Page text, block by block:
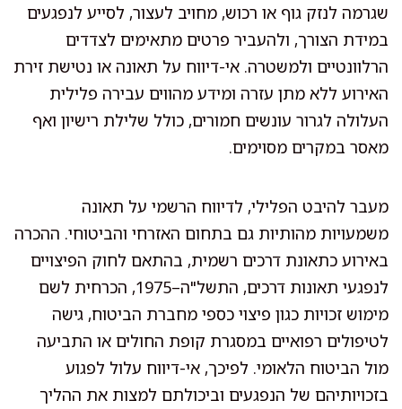
שגרמה לנזק גוף או רכוש, מחויב לעצור, לסייע לנפגעים
במידת הצורך, ולהעביר פרטים מתאימים לצדדים
הרלוונטיים ולמשטרה. אי-דיווח על תאונה או נטישת זירת
האירוע ללא מתן עזרה ומידע מהווים עבירה פלילית
העלולה לגרור עונשים חמורים, כולל שלילת רישיון ואף
מאסר במקרים מסוימים.
מעבר להיבט הפלילי, לדיווח הרשמי על תאונה
משמעויות מהותיות גם בתחום האזרחי והביטוחי. ההכרה
באירוע כתאונת דרכים רשמית, בהתאם לחוק הפיצויים
לנפגעי תאונות דרכים, התשל"ה–1975, הכרחית לשם
מימוש זכויות כגון פיצוי כספי מחברת הביטוח, גישה
לטיפולים רפואיים במסגרת קופת החולים או התביעה
מול הביטוח הלאומי. לפיכך, אי-דיווח עלול לפגוע
בזכויותיהם של הנפגעים וביכולתם למצות את ההליך